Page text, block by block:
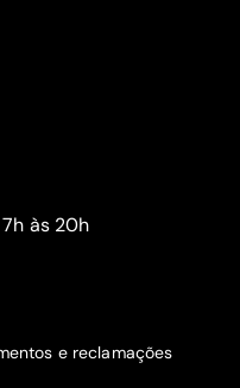
às 20h
e reclamações